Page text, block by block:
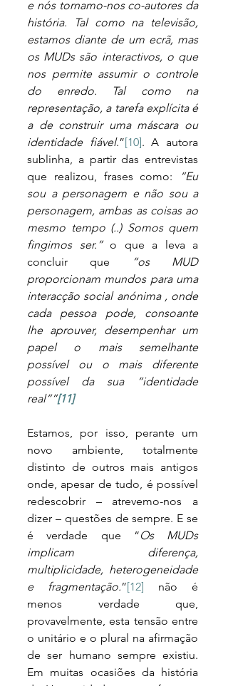
e nós tornamo-nos co-autores da
história. Tal como na televisão,
estamos diante de um ecrã, mas
os MUDs são interactivos, o que
nos permite assumir o controle
do enredo. Tal como na
representação, a tarefa explícita é
a de construir uma máscara ou
identidade fiável.”[10]. A autora
sublinha, a partir das entrevistas
que realizou, frases como:
“Eu
sou a personagem e não sou a
personagem, ambas as coisas ao
mesmo tempo (..) Somos quem
fingimos ser.” o que a leva a
concluir que
“os MUD
proporcionam mundos para uma
interacção social anónima , onde
cada pessoa pode, consoante
lhe aprouver, desempenhar um
papel o mais semelhante
possível ou o mais diferente
possível da sua “identidade
real””[11]
Estamos, por isso, perante um
novo ambiente, totalmente
distinto de outros mais antigos
onde, apesar de tudo, é possível
redescobrir – atrevemo-nos a
dizer – questões de sempre. E se
é verdade que “Os MUDs
implicam diferença,
multiplicidade, heterogeneidade
e fragmentação.”[12] não é
menos verdade que,
provavelmente, esta tensão entre
o unitário e o plural na afirmação
de ser humano sempre existiu.
Em muitas ocasiões da história